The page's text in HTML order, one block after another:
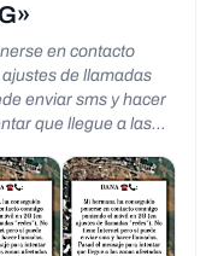
en contacto
de llamadas
enviar sms y hacer
que llegue a las
Un abrazo